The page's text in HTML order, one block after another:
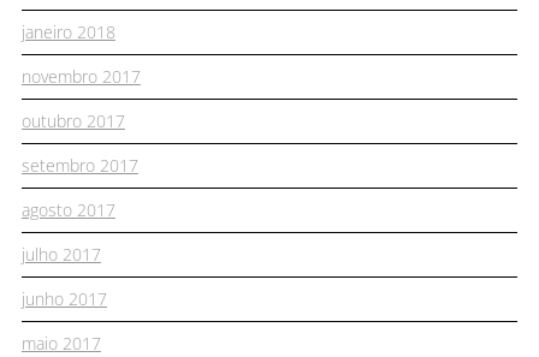
janeiro 2018
novembro 2017
outubro 2017
setembro 2017
agosto 2017
julho 2017
junho 2017
maio 2017